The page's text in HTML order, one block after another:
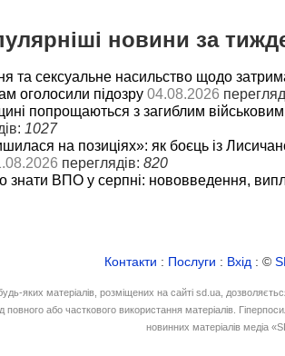
новини за
та сексуальне насильство щодо
оголосили підозру 04.08.2026
попрощаються з загиблим
1027
на позиціях»: як боєць із
переглядів: 820
знати ВПО у серпні: нововведення,
Контакти : Послуги : Вхід : ©
яких матеріалів, розміщених на сайті sd.ua,
повного або часткового використання матеріалів.
новинних матеріалів медіа